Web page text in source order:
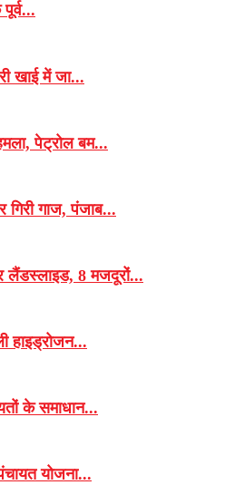
खाई में जा...
पेट्रोल बम...
गाज, पंजाब...
लैंडस्लाइड, 8 मजदूरों...
हाइड्रोजन...
के समाधान...
योजना...